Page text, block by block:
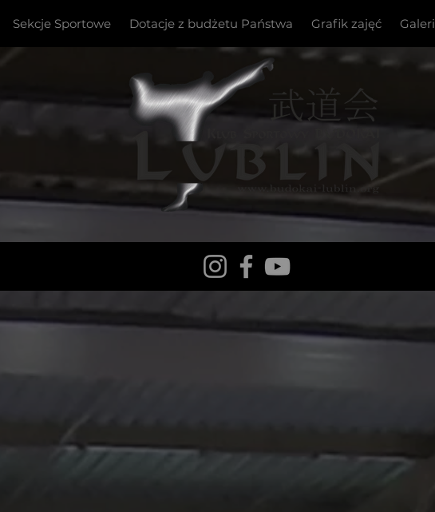
Sekcje Sportowe Dotacje z budżetu Państwa Grafik zajęć